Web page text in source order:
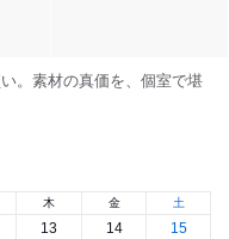
。素材の真価を、個室で堪
木
13
金
14
土
15